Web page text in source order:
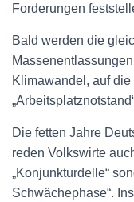
Forderungen
Bald werden die
Klimawandel, auf
Die fetten Jahre
reden Volkswirte
„Konjunkturdelle“
Schwächephase“.